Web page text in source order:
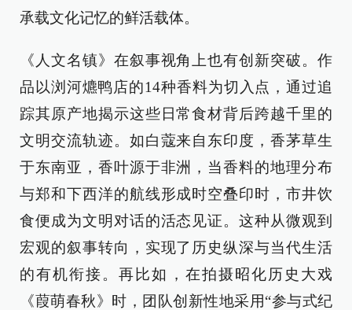
承载文化记忆的鲜活载体。
《人文名镇》在叙事视角上也有创新突破。作
品以浏河爊鸭店的14种香料为切入点，通过追
踪其原产地揭示这些日常食材背后跨越千里的
文明交流轨迹。如白蔻来自东印度，香茅草生
于东南亚，香叶源于非洲，当香料的地理分布
与郑和下西洋的航线形成时空叠印时，市井饮
食便成为文明对话的活态见证。这种从微观到
宏观的叙事转向，实现了历史纵深与当代生活
的有机衔接。再比如，在拍摄昭化历史大戏
《葭萌春秋》时，团队创新性地采用“参与式纪